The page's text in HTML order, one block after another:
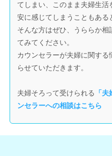
てしまい、このまま夫婦生
安に感じてしまうこともある
そんな方はぜひ、うららか
てみてください。
カウンセラーが夫婦に関す
らせていただきます。
夫婦そろって受けられる
「
ンセラーへの相談はこちら